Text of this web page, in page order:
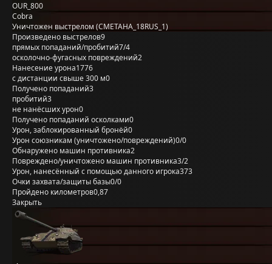
OUR_800
Cobra
Уничтожен выстрелом (CMETAHA_18RUS_1)
Произведено выстрелов9
прямых попаданий/пробитий7/4
осколочно-фугасных повреждений2
Нанесение урона1776
с дистанции свыше 300 м0
Получено попаданий3
пробитий3
не нанёсших урон0
Получено попаданий осколками0
Урон, заблокированный бронёй0
Урон союзникам (уничтожено/повреждений)0/0
Обнаружено машин противника2
Повреждено/уничтожено машин противника3/2
Урон, нанесённый с помощью данного игрока373
Очки захвата/защиты базы0/0
Пройдено километров0,87
Закрыть